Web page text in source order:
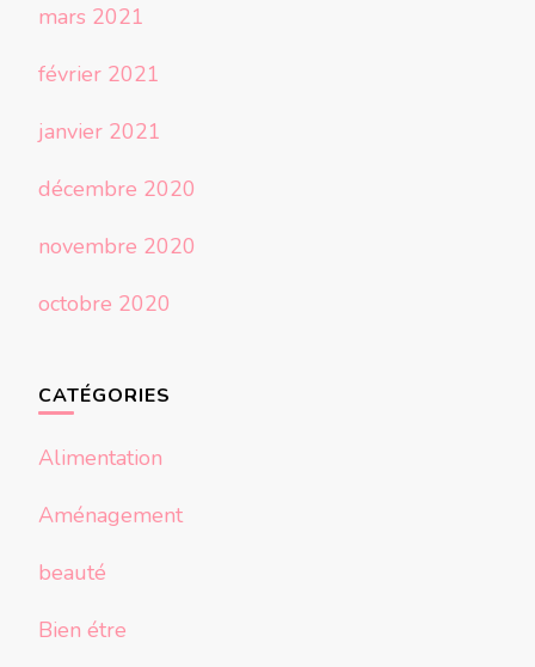
mars 2021
février 2021
janvier 2021
décembre 2020
novembre 2020
octobre 2020
CATÉGORIES
Alimentation
Aménagement
beauté
Bien étre